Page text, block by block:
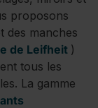
proposons
des manches
de Leifheit )
tous les
La gamme